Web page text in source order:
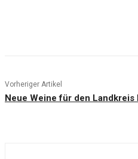
Vorheriger Artikel
Neue Weine für den